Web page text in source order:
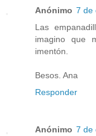
Anónimo 7 de
Las
imagino que
imentón.
Besos. Ana
Responder
Anónimo 7 de